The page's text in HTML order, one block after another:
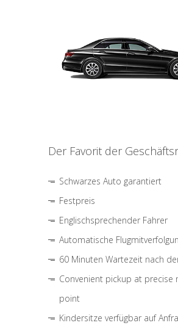
Der Favorit der
Schwarzes Auto garantiert
Festpreis
Englischsprechender Fahrer
Automatische
60 Minuten Wartezeit nach
Convenient pickup at precise
point
Kindersitze verfügbar auf